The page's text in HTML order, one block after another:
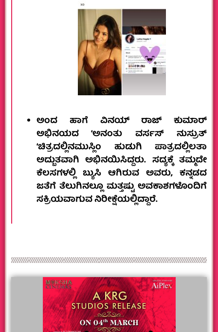
ಅಂದ ಹಾಗೆ ವಿನಯ್ ರಾಜ್ ಕುಮಾರ್
ಅಭಿನಯದ ‘ಅನಂತು ವರ್ಸಸ್ ನುಸ್ರುತ್
‘ಚಿತ್ರದಲ್ಲಿನ‌ಮುಸ್ಲಿಂ ಹುಡುಗಿ ಪಾತ್ರದಲ್ಲಿಲತಾ
ಅದ್ಬುತವಾಗಿ ಅಭಿನಯಿಸಿದ್ದರು. ಸದ್ಯಕ್ಕೆ ತಮ್ಮದೇ
ಕೆಲಸಗಳಲ್ಲಿ ಬ್ಯುಸಿ ಆಗಿರುವ ಅವರು, ಕನ್ನಡದ
ಜತೆಗೆ ತೆಲುಗಿನಲ್ಲೂ‌ ಮತ್ತಷ್ಟು ಅವಕಾಶಗಳೊಂದಿಗೆ
ಸಕ್ರಿಯವಾಗುವ ನಿರೀಕ್ಷೆಯಲ್ಲಿದ್ದಾರೆ.